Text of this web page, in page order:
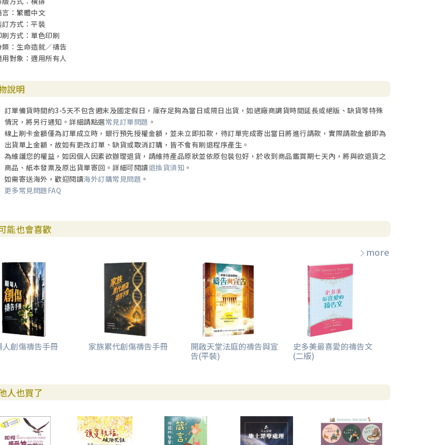
）健全的生命
喜樂的禱告
樂在工作中的禱告
將工作獻給神
磨成基督的樣式
做好管家
擴展境界
神是創造者
神是至聖者
神是全地的神
耶和華是獨一真神
神是萬王之王
神是愛
神是光
神的榮耀
）神公義
）神憐憫
）神垂聽禱告
）神是我勝利的旌旗
）神是我磐石
）神是我力量
）神是我的盾牌
錄： 從罪的捆綁、咒詛中得潔淨、醫治釋放
建立在基督裡的身份的禱告及附表
代之罪的禱告
表家族認罪的禱告
消並破除血盟、誓約、咒詛的禱告
生肖及拜龍的罪認罪
言：繁體中文
訂方式：平裝
刷方式：單色印刷
類：生命造就／禱告
用對象：適用所有人
說明
訂單備貨時間約3-5天不包含週末及國定假日，庫存足夠為當日或隔日出貨，如遇廠商調貨時間延長或絕版、缺貨等特殊
情況，將另行通知。詳細請點選常見訂單問題 。
線上刷卡金額僅為訂單成立時，銀行預先授權金額，並未立即扣款，待訂單完成寄出當日將進行請款，實際請款金額即為
出貨單上金額，故如有更改訂單、缺貨或取消訂購，皆不會有刷退程序產生。
為維護您的權益，如因個人因素欲辦理退貨，請維持產品原狀並依原包裝包好，於收到商品鑑賞期七天內，將與欲退貨之
商品、紙本發票及原出貨單寄回。詳細可閱讀退換貨須知 。
如需寄送海外，歡迎閱讀海外訂購常見問題 。
更多常見問題FAQ
能也會喜歡
more
人創傷禱告手冊 家族累代創傷禱告手冊 開啟天堂法庭的禱告與宣
告(平裝)
史多美最喜愛的禱告文
(二版)
人也買了